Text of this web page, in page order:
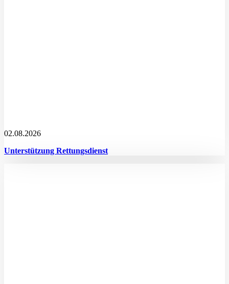
02.08.2026
Unterstützung Rettungsdienst